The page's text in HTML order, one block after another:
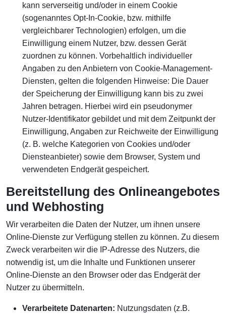
kann serverseitig und/oder in einem Cookie
(sogenanntes Opt-In-Cookie, bzw. mithilfe
vergleichbarer Technologien) erfolgen, um die
Einwilligung einem Nutzer, bzw. dessen Gerät
zuordnen zu können. Vorbehaltlich individueller
Angaben zu den Anbietern von Cookie-Management-
Diensten, gelten die folgenden Hinweise: Die Dauer
der Speicherung der Einwilligung kann bis zu zwei
Jahren betragen. Hierbei wird ein pseudonymer
Nutzer-Identifikator gebildet und mit dem Zeitpunkt der
Einwilligung, Angaben zur Reichweite der Einwilligung
(z. B. welche Kategorien von Cookies und/oder
Diensteanbieter) sowie dem Browser, System und
verwendeten Endgerät gespeichert.
Bereitstellung des Onlineangebotes
und Webhosting
Wir verarbeiten die Daten der Nutzer, um ihnen unsere
Online-Dienste zur Verfügung stellen zu können. Zu diesem
Zweck verarbeiten wir die IP-Adresse des Nutzers, die
notwendig ist, um die Inhalte und Funktionen unserer
Online-Dienste an den Browser oder das Endgerät der
Nutzer zu übermitteln.
Verarbeitete Datenarten: Nutzungsdaten (z.B.